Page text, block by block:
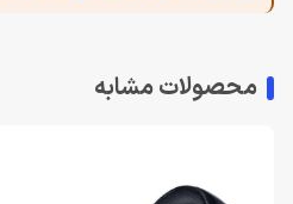
محصولات مشابه